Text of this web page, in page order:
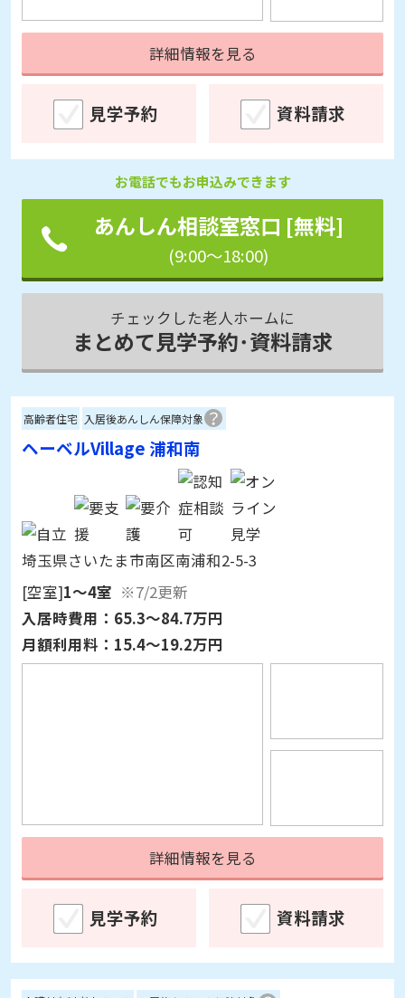
見学予約
あんしん相談室窓口 [無料]
チェックした老人ホームに
まとめて見学予約･資料請求
高齢者住宅 入居後あんしん保障対象
ヘーベルVillage 浦和南
埼玉県さいたま市南区南浦和2-5-3
[空室]1～4室
※7/2更新
入居時費用： 65.3～84.7万円
月額利用料： 15.4～19.2万円
見学予約
イリーゼ中浦和